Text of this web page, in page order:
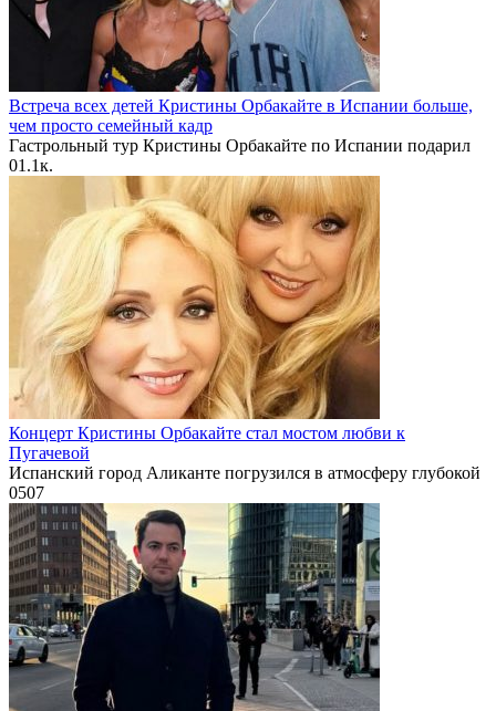
Встреча всех детей Кристины Орбакайте в Испании больше,
чем просто семейный кадр
Гастрольный тур Кристины Орбакайте по Испании подарил
01.1к.
Концерт Кристины Орбакайте стал мостом любви к
Пугачевой
Испанский город Аликанте погрузился в атмосферу глубокой
0507